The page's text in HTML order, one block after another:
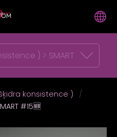
BUILDER GEL ( šķidra konsistence ) > SMART
šķidra konsistence )
#15🆕